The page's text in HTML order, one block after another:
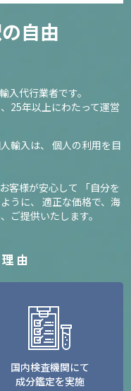
自由
入代行業者です。
25年以上にわたって運営
輸入は、
個人の利用を目
客様が安心して
「自分を
うに、
適正な価格で、海
ご提供いたします。
由
国内検査機関にて
成分鑑定を実施